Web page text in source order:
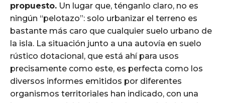
propuesto. Un lugar que, ténganlo claro, no es
ningún “pelotazo”: solo urbanizar el terreno es
bastante más caro que cualquier suelo urbano de
la isla. La situación junto a una autovía en suelo
rústico dotacional, que está ahí para usos
precisamente como este, es perfecta como los
diversos informes emitidos por diferentes
organismos territoriales han indicado, con una